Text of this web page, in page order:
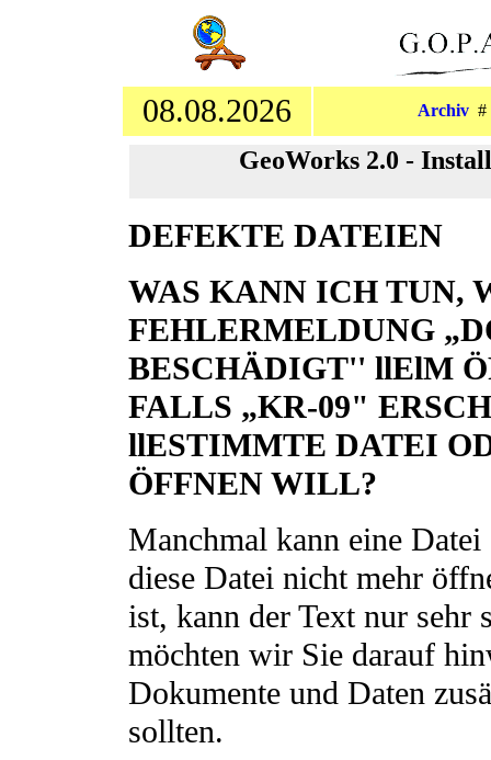
08.08.2026 Archiv
GeoWorks 2.0 -
DEFEKTE DATEIEN
WAS KANN ICH TUN,
FEHLERMELDUNG
BESCHÄDIGT'' llElM
FALLS „KR-09"
llESTIMMTE DATEI
ÖFFNEN WILL?
Manchmal kann eine
diese Datei nicht mehr
ist, kann der Text nur sehr
möchten wir Sie darauf
Dokumente und Daten
sollten.